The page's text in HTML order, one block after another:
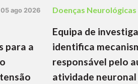
05 ago 2026
para a
Doenças Neurológicas
Equipa de
identifica
responsável pelo
atividade neuronal